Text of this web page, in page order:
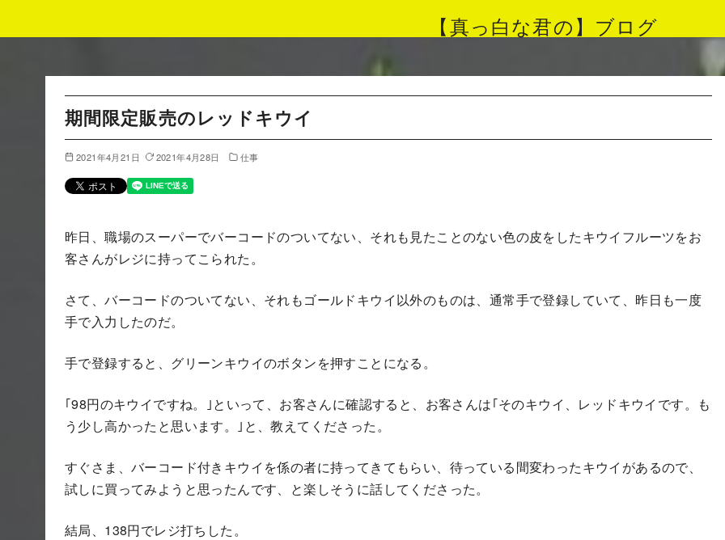
【真っ白な君の】ブログ
期間限定販売のレッドキウイ
2021年4月21日 2021年4月28日 仕事
昨日、職場のスーパーでバーコードのついてない、それも見たことのない色の皮をしたキウイフルーツをお
客さんがレジに持ってこられた。
さて、バーコードのついてない、それもゴールドキウイ以外のものは、通常手で登録していて、昨日も一度
手で入力したのだ。
手で登録すると、グリーンキウイのボタンを押すことになる。
｢98円のキウイですね。｣といって、お客さんに確認すると、お客さんは｢そのキウイ、レッドキウイです。も
う少し高かったと思います。｣と、教えてくださった。
すぐさま、バーコード付きキウイを係の者に持ってきてもらい、待っている間変わったキウイがあるので、
試しに買ってみようと思ったんです、と楽しそうに話してくださった。
結局、138円でレジ打ちした。